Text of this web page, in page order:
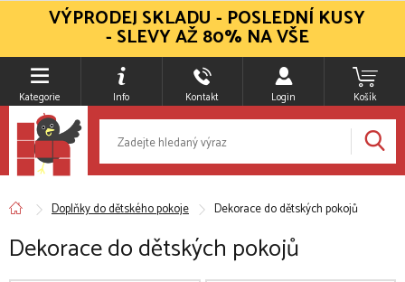
Kategorie Info Kontakt Login Košík
Doplňky do dětského pokoje Dekorace do dětských pokojů
Dekorace do dětských pokojů
VÝPRODEJ SKLADU - POSLEDNÍ KUSY
- SLEVY AŽ 80% NA VŠE